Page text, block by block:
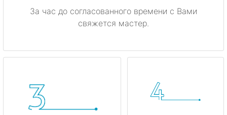
За час до согласованного времени с Вами
свяжется мастер.